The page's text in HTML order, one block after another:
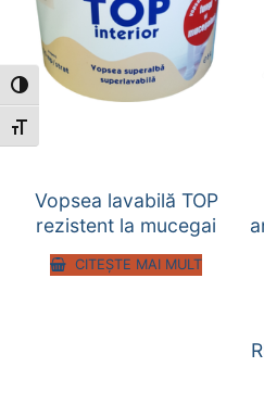
Toggle High Contrast
Toggle Font size
Vopsea lavabilă TOP
rezistent la mucegai
CITEȘTE MAI MULT